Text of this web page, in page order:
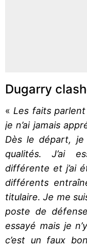
Dugarry
« Les faits parlent
je n’ai jamais
Dès le départ, je
qualités. J’ai
différente et j’ai
différents
titulaire. Je me
poste de
essayé mais je
c’est un faux